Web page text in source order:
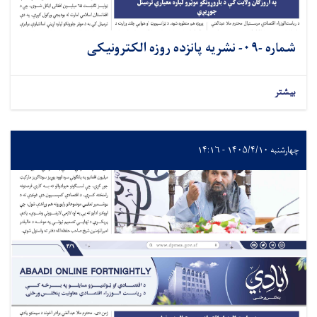
شماره -۰۹- نشريه پانزده روزه الکترونیکی
بیشتر
چهارشنبه ۱۴۰۵/۴/۱۰ - ۱۴:۱۶